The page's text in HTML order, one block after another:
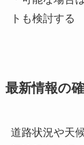
トも検討する
最新情報の
道路状況や天